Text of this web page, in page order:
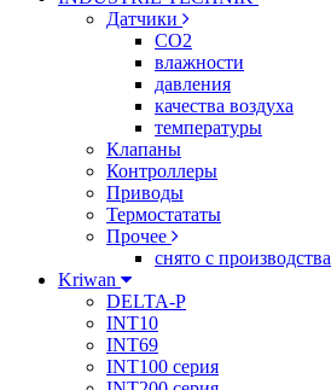
Датчики
CO2
влажности
давления
качества воздуха
температуры
Клапаны
Контроллеры
Приводы
Термостататы
Прочее
снято с производства
Kriwan
DELTA-P
INT10
INT69
INT100 серия